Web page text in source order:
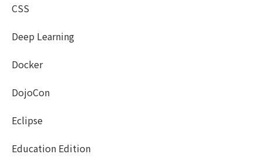
CSS
Deep Learning
Docker
DojoCon
Eclipse
Education Edition